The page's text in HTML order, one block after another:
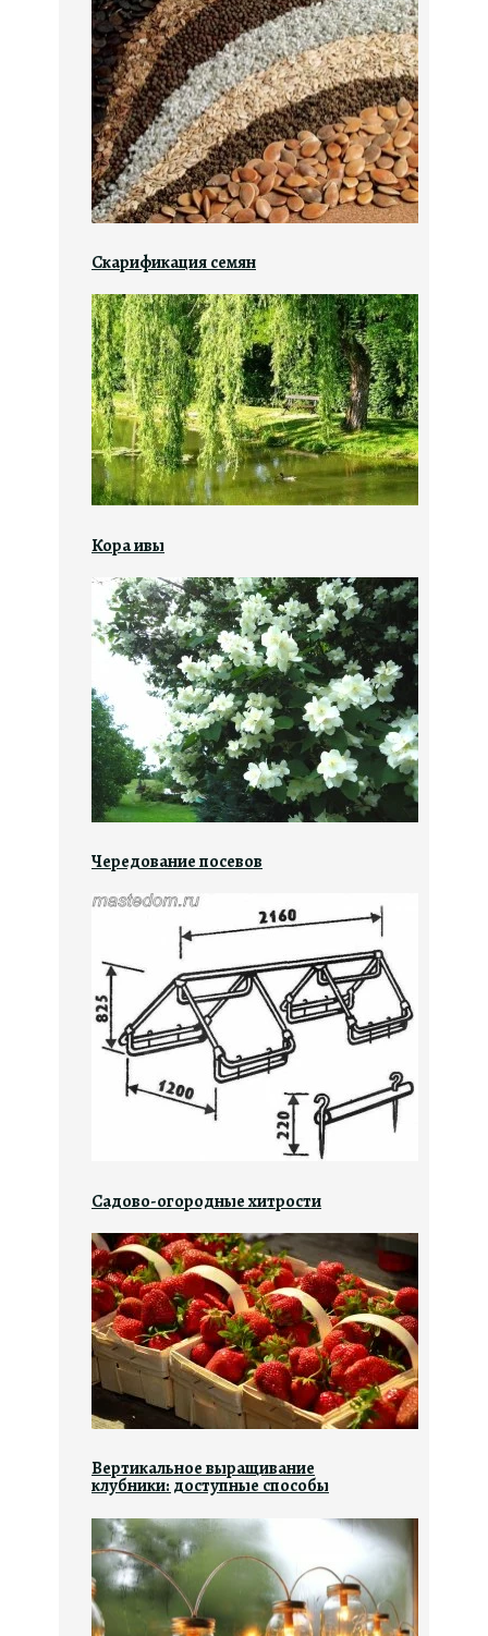
Скарификация семян
Кора ивы
Чередование посевов
Садово-огородные хитрости
Вертикальное выращивание
клубники: доступные способы